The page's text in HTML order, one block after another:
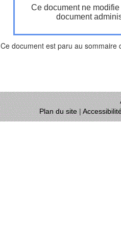
Ce document ne
document
Ce document est paru au sommaire
Plan du site|